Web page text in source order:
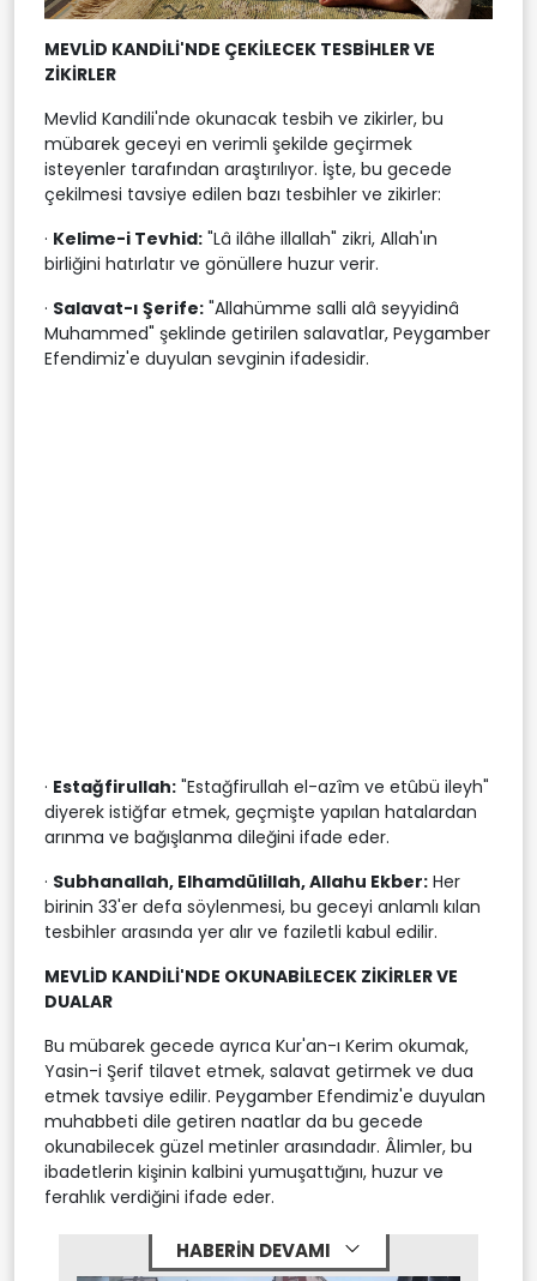
MEVLİD KANDİLİ'NDE ÇEKİLECEK TESBİHLER VE
ZİKİRLER
Mevlid Kandili'nde okunacak tesbih ve zikirler, bu
mübarek geceyi en verimli şekilde geçirmek
isteyenler tarafından araştırılıyor. İşte, bu gecede
çekilmesi tavsiye edilen bazı tesbihler ve zikirler:
· Kelime-i Tevhid: "Lâ ilâhe illallah" zikri, Allah'ın
birliğini hatırlatır ve gönüllere huzur verir.
· Salavat-ı Şerife: "Allahümme salli alâ seyyidinâ
Muhammed" şeklinde getirilen salavatlar, Peygamber
Efendimiz'e duyulan sevginin ifadesidir.
· Estağfirullah: "Estağfirullah el-azîm ve etûbü ileyh"
diyerek istiğfar etmek, geçmişte yapılan hatalardan
arınma ve bağışlanma dileğini ifade eder.
· Subhanallah, Elhamdülillah, Allahu Ekber: Her
birinin 33'er defa söylenmesi, bu geceyi anlamlı kılan
tesbihler arasında yer alır ve faziletli kabul edilir.
MEVLİD KANDİLİ'NDE OKUNABİLECEK ZİKİRLER VE
DUALAR
Bu mübarek gecede ayrıca Kur'an-ı Kerim okumak,
Yasin-i Şerif tilavet etmek, salavat getirmek ve dua
etmek tavsiye edilir. Peygamber Efendimiz'e duyulan
muhabbeti dile getiren naatlar da bu gecede
okunabilecek güzel metinler arasındadır. Âlimler, bu
ibadetlerin kişinin kalbini yumuşattığını, huzur ve
ferahlık verdiğini ifade eder.
HABERİN DEVAMI